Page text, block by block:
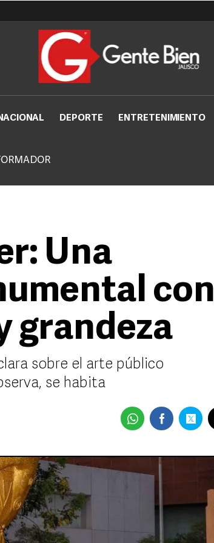
DEPORTE ENTRETENIMIENTO
Una
con
grandeza
sobre el arte público
se habita